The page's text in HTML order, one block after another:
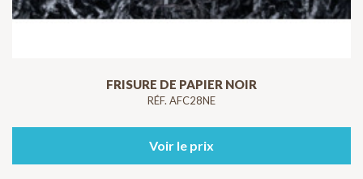
FRISURE DE PAPIER NOIR
RÉF. AFC28NE
Voir le prix